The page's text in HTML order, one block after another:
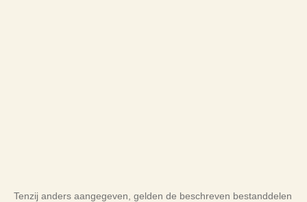
Tenzij anders aangegeven, gelden de beschreven bestanddelen